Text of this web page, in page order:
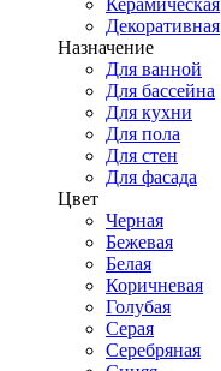
Керамическая
Декоративная
Назначение
Для ванной
Для бассейна
Для кухни
Для пола
Для стен
Для фасада
Цвет
Черная
Бежевая
Белая
Коричневая
Голубая
Серая
Серебряная